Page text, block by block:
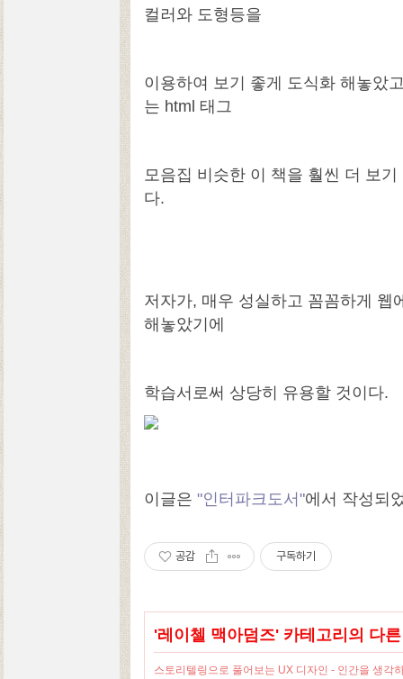
컬러와 도형등을
이용하여 보기 좋게 도식화 해놓았
는 html 태그
모음집 비슷한 이 책을 훨씬 더 보
다.
저자가, 매우 성실하고 꼼꼼하게 웹
해놓았기에
학습서로써 상당히 유용할 것이다.
이글은 "인터파크도서"에서 작성되
공감 구독하기
'레이첼 맥아덤즈' 카테고리의 다
스토리텔링으로 풀어보는 UX 디자인 - 인간을 생각